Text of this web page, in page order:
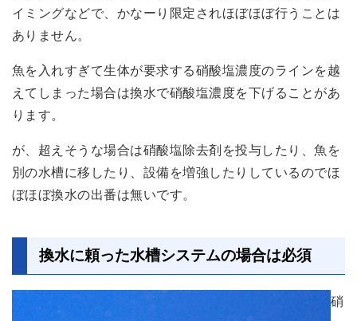
イミングなどで、かなーり限定されほぼほぼ行うことは
ありません。
魚を入れすぎて生体が要求する硝酸塩濃度のラインを越
えてしまった場合は換水で硝酸塩濃度を下げることがあ
ります。
が、超えそうな場合は硝酸塩除去剤を投与したり、魚を
別の水槽に移したり、設備を増強したりしているのでほ
ぼほぼ換水の出番は無いです。
換水に頼った水槽システムの場合は必須
硝